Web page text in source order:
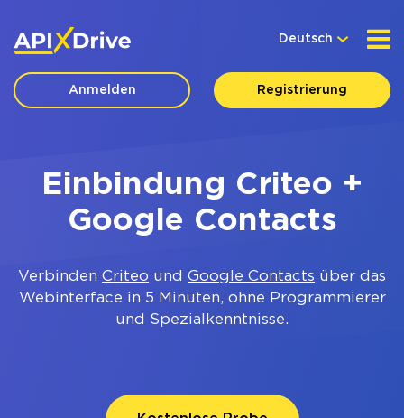
Deutsch
Anmelden Registrierung
Einbindung Criteo +
Google Contacts
Verbinden Criteo und Google Contacts über das
Webinterface in 5 Minuten, ohne Programmierer
und Spezialkenntnisse.